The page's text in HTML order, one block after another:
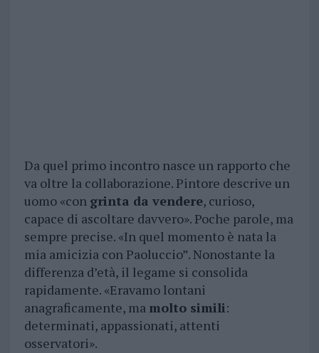
Da quel primo incontro nasce un rapporto che
va oltre la collaborazione. Pintore descrive un
uomo «con grinta da vendere, curioso,
capace di ascoltare davvero». Poche parole, ma
sempre precise. «In quel momento è nata la
mia amicizia con Paoluccio”. Nonostante la
differenza d’età, il legame si consolida
rapidamente. «Eravamo lontani
anagraficamente, ma molto simili:
determinati, appassionati, attenti
osservatori».